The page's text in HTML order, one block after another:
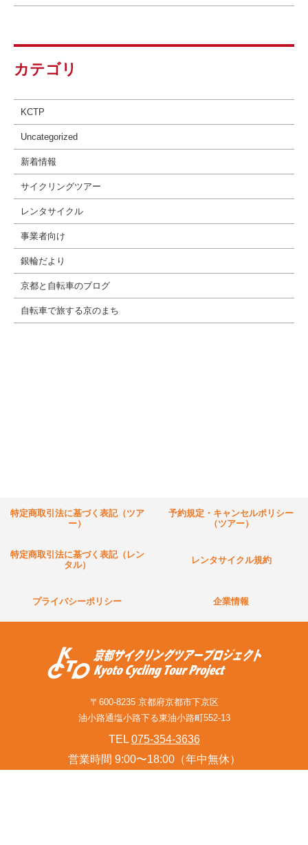
カテゴリ
KCTP
Uncategorized
新着情報
サイクリングツアー
レンタサイクル
事業者向け
銀輪だより
京都と自転車のブログ
自転車で旅する京のまち
特定商取引法に基づく表記（ツア
ー）
予約規定・キャンセルポリシー
（ツアー）
特定商取引法に基づく表記（レン
タル）
レンタサイクル規約
プライバシーポリシー 企業情報
〒600-8235 京都府京都市下京区
油小路通塩小路下る東油小路町552-13
TEL 075-354-3636
営業時間 9:00〜18:00（年中無休）